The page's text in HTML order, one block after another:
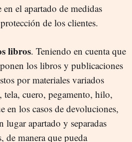
en el apartado de medidas
de los clientes.
libros. Teniendo en cuenta que
los libros y publicaciones
por materiales variados
tela, cuero, pegamento, hilo,
en los casos de devoluciones,
lugar apartado y separadas
de manera que pueda